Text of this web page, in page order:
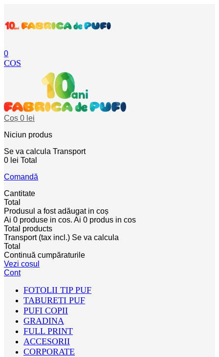
0
COS
Coș 0 lei
Niciun produs
Se va calcula Transport
0 lei Total
Comandă
Cantitate
Total
Produsul a fost adăugat in coș
Ai 0 produse in cos. Ai 0 produs in cos
Total products
Transport (tax incl.) Se va calcula
Total
Continuă cumpăraturile
Vezi coșul
Cont
FOTOLII TIP PUF
TABURETI PUF
PUFI COPII
GRADINA
FULL PRINT
ACCESORII
CORPORATE